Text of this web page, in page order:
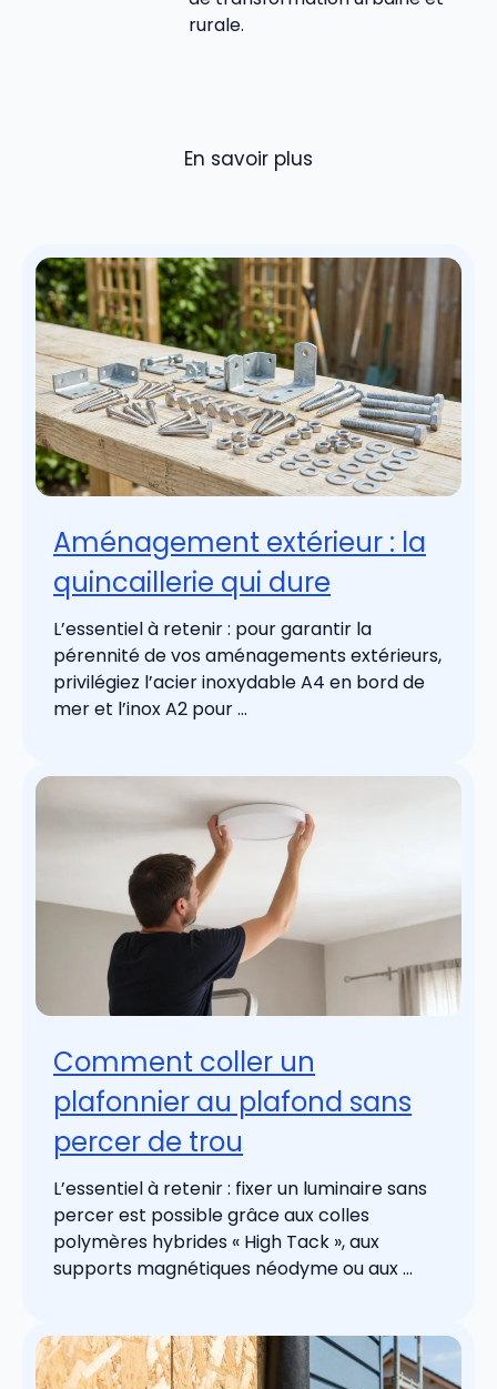
rurale.
En savoir plus
Aménagement extérieur : la
quincaillerie qui dure
L’essentiel à retenir : pour garantir la
pérennité de vos aménagements extérieurs,
privilégiez l’acier inoxydable A4 en bord de
mer et l’inox A2 pour ...
Comment coller un
plafonnier au plafond sans
percer de trou
L’essentiel à retenir : fixer un luminaire sans
percer est possible grâce aux colles
polymères hybrides « High Tack », aux
supports magnétiques néodyme ou aux ...